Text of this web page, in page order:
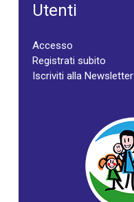
Utenti
Accesso
Registrati subito
Iscriviti alla Newsletter